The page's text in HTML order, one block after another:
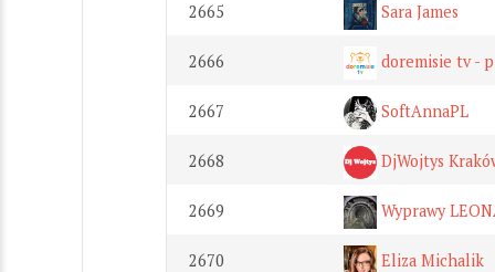
2665 Sara James
2666 doremisie tv -
2667 SoftAnnaPL
2668 DjWojtys
2669 Wyprawy
2670 Eliza Michalik